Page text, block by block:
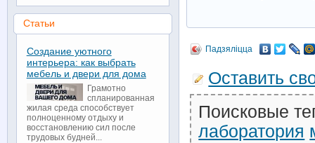
Падзяліцца
Оставить
Поисковые
лаборатория
Статьи
Создание уютного
интерьера: как выбрать
мебель и двери для дома
Грамотно
спланированная
жилая среда способствует
полноценному отдыху и
восстановлению сил после
трудовых будней...